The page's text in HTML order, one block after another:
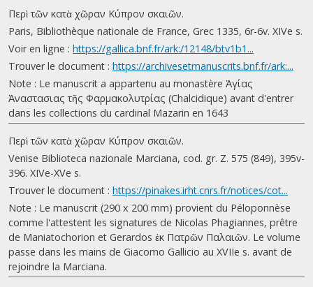
Περὶ τῶν κατὰ χῶραν Κύπρον σκαιῶν.
Paris, Bibliothèque nationale de France, Grec 1335, 6r-6v. XIVe s.
Voir en ligne : https://gallica.bnf.fr/ark:/12148/btv1b1...
Trouver le document : https://archivesetmanuscrits.bnf.fr/ark:...
Note : Le manuscrit a appartenu au monastère Ἁγίας
Ἀναστασιας τῆς Φαρμακολυτρίας (Chalcidique) avant d'entrer
dans les collections du cardinal Mazarin en 1643
Περὶ τῶν κατὰ χῶραν Κύπρον σκαιῶν.
Venise Biblioteca nazionale Marciana, cod. gr. Z. 575 (849), 395v-
396. XIVe-XVe s.
Trouver le document : https://pinakes.irht.cnrs.fr/notices/cot...
Note : Le manuscrit (290 x 200 mm) provient du Péloponnèse
comme l'attestent les signatures de Nicolas Phagiannes, prêtre
de Maniatochorion et Gerardos ἐκ Πατρῶν Παλαιῶν. Le volume
passe dans les mains de Giacomo Gallicio au XVIIe s. avant de
rejoindre la Marciana.